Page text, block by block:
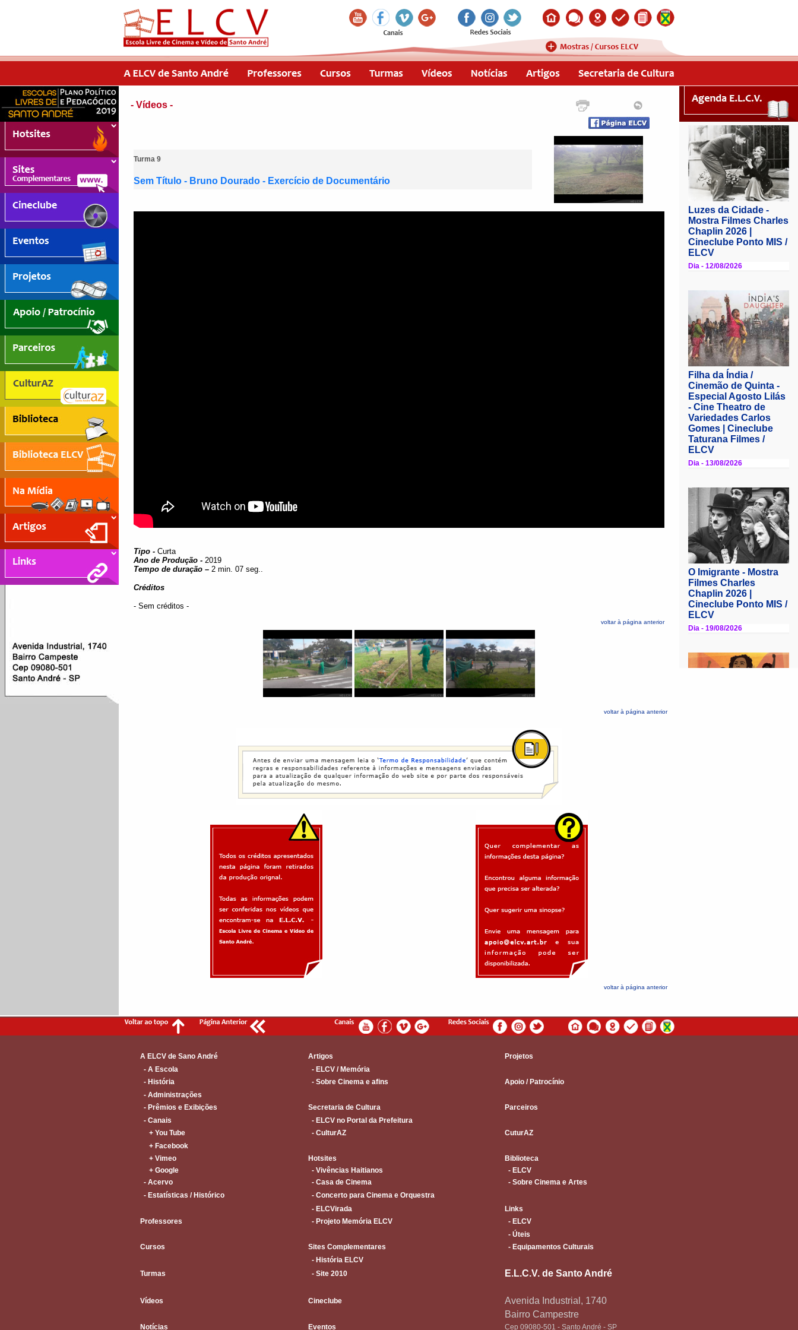
- Vídeos -
Turma 9
Sem Título - Bruno Dourado - Exercício de Documentário
Tipo - Curta
Ano de Produção - 2019
Tempo de duração – 2 min. 07 seg..
Créditos
- Sem créditos -
voltar à página anterior
voltar à página anterior
voltar à página anterior
A ELCV de Sano André Artigos
Projetos
- A Escola
- ELCV / Memória
- História
- Sobre Cinema e afins
Apoio / Patrocínio
- Administrações
- Prêmios e Exibições
Secretaria de Cultura
Parceiros
- Canais
- ELCV no Portal da Prefeitura
+ You Tube
- CulturAZ
CuturAZ
+ Facebook
+ Vimeo
Hotsites
Biblioteca
+ Google
- Vivências Haitianos
- ELCV
- Acervo
- Casa de Cinema
- Sobre Cinema e Artes
- Estatísticas / Histórico
- Concerto para Cinema e Orquestra
- ELCVirada
Links
Professores
- Projeto Memória ELCV
- ELCV
- Úteis
Cursos
Sites Complementares
- Equipamentos Culturais
- História ELCV
Turmas
- Site 2010 E.L.C.V. de Santo André
Vídeos Cineclube
Avenida Industrial, 1740
Bairro Campestre
Notícias Eventos Cep 09080-501 - Santo André - SP